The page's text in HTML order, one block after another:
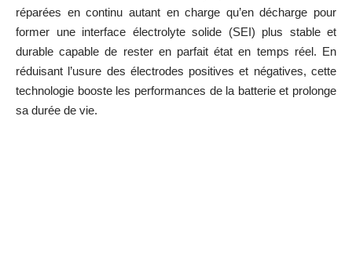
réparées en continu autant en charge qu’en décharge pour
former une interface électrolyte solide (SEI) plus stable et
durable capable de rester en parfait état en temps réel. En
réduisant l’usure des électrodes positives et négatives, cette
technologie booste les performances de la batterie et prolonge
sa durée de vie.